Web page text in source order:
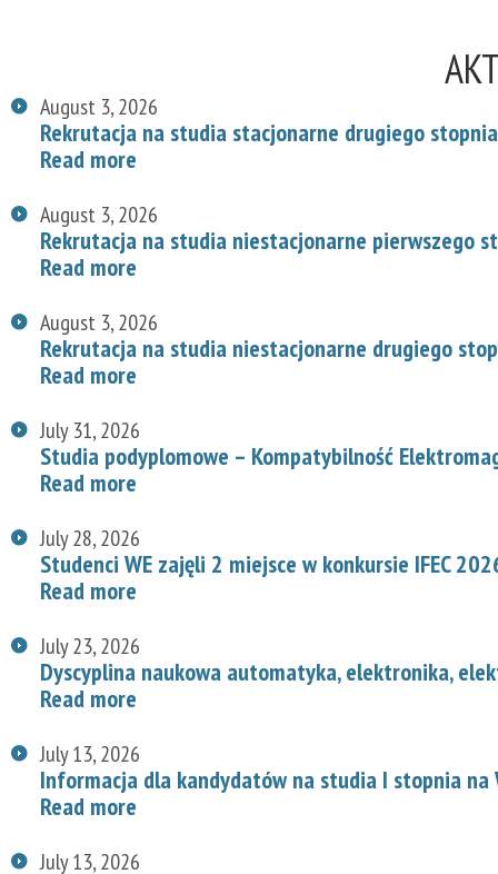
August 3, 2026
Rekrutacja na studia stacjonarne drugiego
Read more
August 3, 2026
Rekrutacja na studia niestacjonarne pierwszego
Read more
August 3, 2026
Rekrutacja na studia niestacjonarne drugiego
Read more
July 31, 2026
Studia podyplomowe – Kompatybilność
Read more
July 28, 2026
Studenci WE zajęli 2 miejsce w konkursie IFEC
Read more
July 23, 2026
Dyscyplina naukowa automatyka, elektronika,
Read more
July 13, 2026
Informacja dla kandydatów na studia I stopnia na
Read more
July 13, 2026